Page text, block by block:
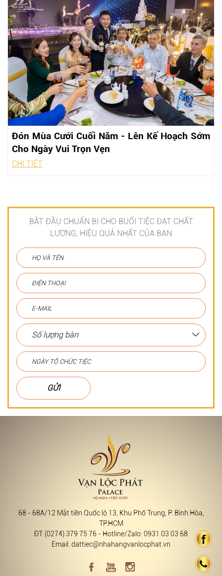
Đón Mùa Cưới Cuối Năm - Lên Kế Hoạch Sớm
Cho Ngày Vui Trọn Vẹn
CHI TIẾT
BẮT ĐẦU CHUẨN BỊ CHO BUỔI TIỆC ĐẠT CHẤT
LƯỢNG, HIỆU QUẢ NHẤT CỦA BẠN
GỬI
68 - 68A/12 Mặt tiền Quốc lộ 13, Khu Phố Trung, P. Bình Hòa,
TP.HCM
ĐT: (0274) 379 75 76 - Hotline/Zalo: 0931 03 03 68
Email: dattiec@nhahangvanlocphat.vn